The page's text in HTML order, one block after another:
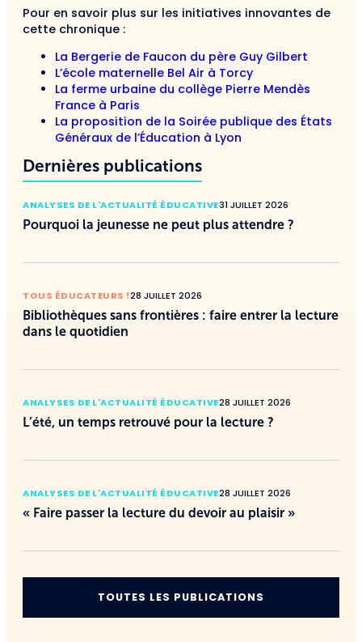
Pour en savoir plus sur les initiatives innovantes de
cette chronique :
La Bergerie de Faucon du père Guy Gilbert
L’école maternelle Bel Air à Torcy
La ferme urbaine du collège Pierre Mendès
France à Paris
La proposition de la Soirée publique des États
Généraux de l’Éducation à Lyon
Dernières publications
ANALYSES DE L'ACTUALITÉ ÉDUCATIVE31 JUILLET 2026
Pourquoi la jeunesse ne peut plus attendre ?
TOUS ÉDUCATEURS !28 JUILLET 2026
Bibliothèques sans frontières : faire entrer la lecture
dans le quotidien
ANALYSES DE L'ACTUALITÉ ÉDUCATIVE28 JUILLET 2026
L’été, un temps retrouvé pour la lecture ?
ANALYSES DE L'ACTUALITÉ ÉDUCATIVE28 JUILLET 2026
« Faire passer la lecture du devoir au plaisir »
TOUTES LES PUBLICATIONS